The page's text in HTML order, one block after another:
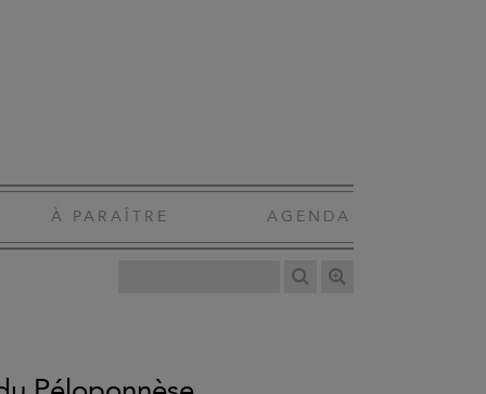
À PARAÎTRE AGENDA